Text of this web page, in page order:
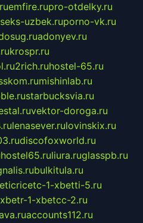
emfire.rupro-otdelky.ru
seks-uzbek.ruporno-vk.ru
adonyev.ru
krospr.ru
2rich.ruhostel-65.ru
mishinlab.ru
starbucksvia.ru
vektor-doroga.ru
lenasever.rulovinskix.ru
discofoxworld.ru
hostel65.ruliura.ruglasspb.ru
bulkitula.ru
1-xbetti-5.ru
1-xbetcc-2.ru
accounts112.ru